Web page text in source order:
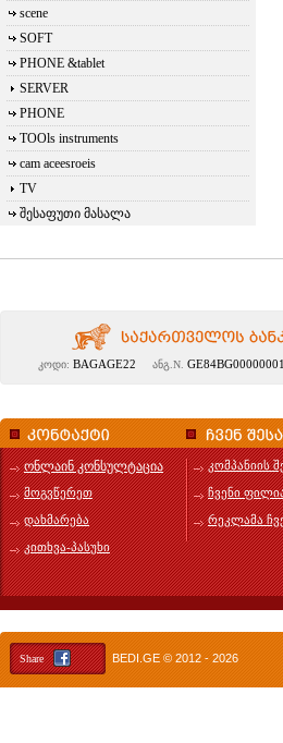
scene
SOFT
PHONE &tablet
SERVER
PHONE
TOOls instruments
cam aceesroeis
TV
შესაფუთი მასალა
კოდი: BAGAGE22 ანგ.N.
ონლაინ კონსულტაცია
მოგვწერეთ
დახმარება
კითხვა-პასუხი
კომპანიის
ჩვენი
რეკლამა
Share BEDI.GE © 2012 - 2026